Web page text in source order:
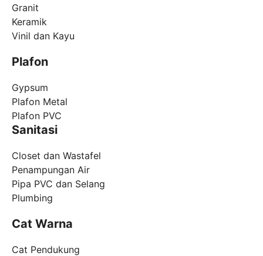
Granit
Keramik
Vinil dan Kayu
Plafon
Gypsum
Plafon Metal
Plafon PVC
Sanitasi
Closet dan Wastafel
Penampungan Air
Pipa PVC dan Selang
Plumbing
Cat Warna
Cat Pendukung